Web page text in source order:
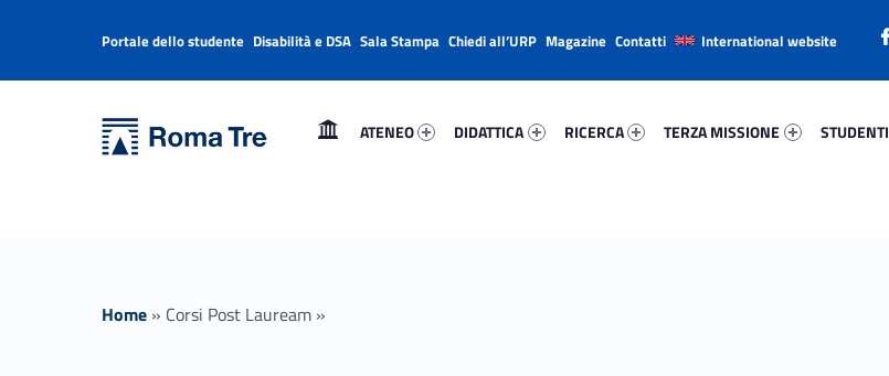
Il Nuovo Codice dei Contratti Pubblici - Università Roma Tre
ATENEO
DIDATTICA
RICERCA
TERZA MISSIONE
STUDENTI
Header info sidebar
Portale dello studente Disabilità e DSA Sala Stampa Chiedi all’URP Magazine Contatti International website
Home » Corsi Post Lauream »